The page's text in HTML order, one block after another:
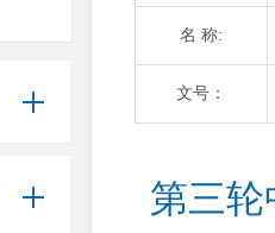
名 称:
文号：
第三